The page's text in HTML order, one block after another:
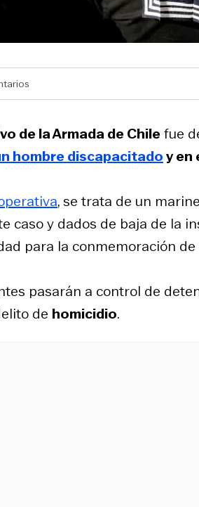
de la Armada de Chilefue
hombre discapacitadoy en
, se trata de un
caso y dados de baja de la
para la conmemoración
pasarán a control de
de homicidio.